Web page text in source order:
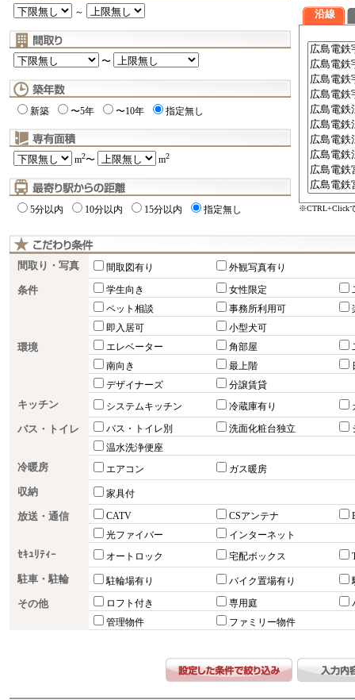
～
〜
新築 〜5年 〜10年 指定無し
m2〜 m2
5分以内 10分以内 15分以内 指定無し
沿線
※CTRL+Click
間取り・写真 間取図有り 外観写真有り
条件 学生向き 女性限定
ペット相談
事務所利用可
即入居可
小型犬可
環境 エレベーター 角部屋
南向き
最上階
デザイナーズ
分譲賃貸
キッチン システムキッチン 冷蔵庫有り
バス・トイレ バス・トイレ別 洗面化粧台独立
温水洗浄便座
冷暖房 エアコン ガス暖房
収納 家具付
放送・通信 CATV CSアンテナ
光ファイバー
インターネット
ｾｷｭﾘﾃｨｰ オートロック 宅配ボックス
駐車・駐輪 駐輪場有り バイク置場有り
その他 ロフト付き 専用庭
管理物件
ファミリー物件